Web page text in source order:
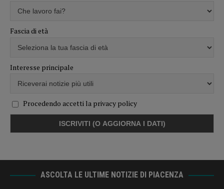
Fascia di età
Interesse principale
Procedendo accetti la privacy policy
ASCOLTA LE ULTIME NOTIZIE DI PIACENZA